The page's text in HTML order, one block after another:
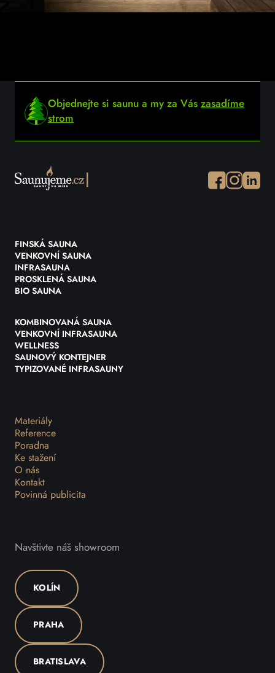
Objednejte si saunu a my za Vás zasadíme
strom
Facebook
Instagram
FINSKÁ SAUNA
VENKOVNÍ SAUNA
INFRASAUNA
PROSKLENÁ SAUNA
BIO SAUNA
KOMBINOVANÁ SAUNA
VENKOVNÍ INFRASAUNA
WELLNESS
SAUNOVÝ KONTEJNER
TYPIZOVANÉ INFRASAUNY
Materiály
Reference
Poradna
Ke stažení
O nás
Kontakt
Povinná publicita
Navštivte náš showroom
KOLÍN
PRAHA
BRATISLAVA